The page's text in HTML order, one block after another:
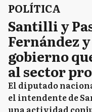
POLÍTICA
Santilli y
Fernández
gobierno
al sector
El diputado
el intendente de
una actividad